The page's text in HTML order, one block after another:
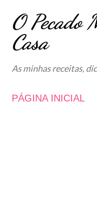
Avançar
O Pecado
Casa
As minhas receitas,
PÁGINA INICIAL